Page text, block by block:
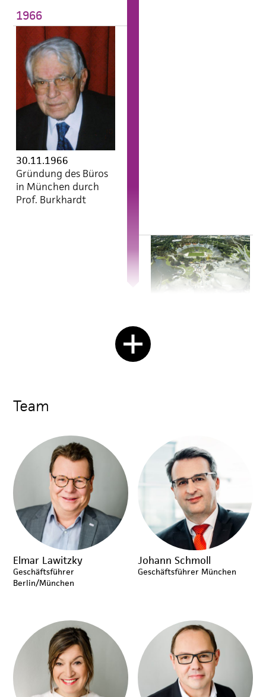
1966
30.11.1966
Gründung des Büros
in München durch
Prof. Burkhardt
1972 in München
1966–1974
Anwendung der
Netzplantechnik und
Kostenkontrolle bei
den Baumaßnahmen
1969
Team
Elmar Lawitzky
Geschäftsführer
Berlin/München
Johann Schmoll
Geschäftsführer München